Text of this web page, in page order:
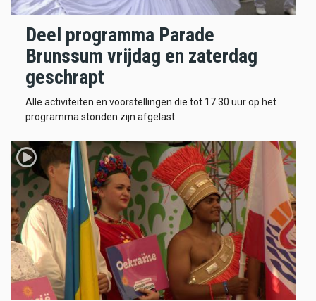
Deel programma Parade
Brunssum vrijdag en zaterdag
geschrapt
Alle activiteiten en voorstellingen die tot 17.30 uur op het
programma stonden zijn afgelast.